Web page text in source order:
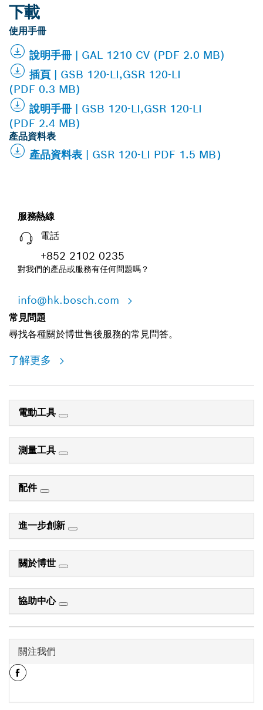
下載
使用手冊
說明手冊 | GAL 1210 CV (PDF 2.0 MB)
插頁 | GSB 120-LI,GSR 120-LI
(PDF 0.3 MB)
說明手冊 | GSB 120-LI,GSR 120-LI
(PDF 2.4 MB)
產品資料表
產品資料表 | GSR 120-LI PDF 1.5 MB）
服務熱線
電話
+852 2102 0235
對我們的產品或服務有任何問題嗎？
info@hk.bosch.com
常見問題
尋找各種關於博世售後服務的常見問答。
了解更多
電動工具
測量工具
配件
進一步創新
關於博世
協助中心
關注我們